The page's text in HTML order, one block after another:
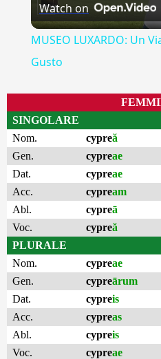
Watch on
MUSEO LUXARDO: Un
Gusto
SINGOLARE
Nom.
cypreă
Gen.
cypreae
Dat.
cypreae
Acc.
cypream
Abl.
cypreā
Voc.
cypreă
PLURALE
Nom.
cypreae
Gen.
cypreārum
Dat.
cypreis
Acc.
cypreas
Abl.
cypreis
Voc.
cypreae